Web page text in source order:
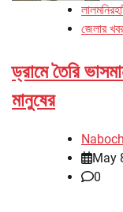
জেলার
ড্রামে তৈরি
মানুষের
May
0